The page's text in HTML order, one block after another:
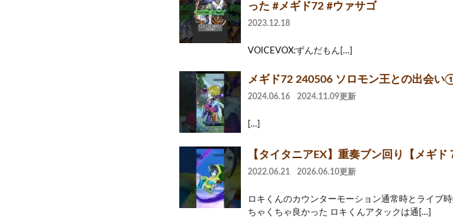
った #メギド72 #ウァサゴ
2023.12.18
VOICEVOX:ずんだもん[…]
メギド72 240506 ソロモン王との出会い
2024.06.16 2024.11.09更新
[…]
【タイタニアEX】重奏ブン回り【メギド
2022.06.21 2026.06.10更新
ロキくんのカウンターモーション通常時とライブ
ちゃくちゃ良かった ロキくんアタックは通[…]